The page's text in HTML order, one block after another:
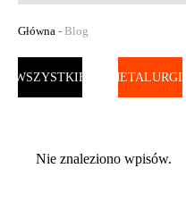
Główna - Blog
WSZYSTKIE METALURGIA
Nie znaleziono wpisów.